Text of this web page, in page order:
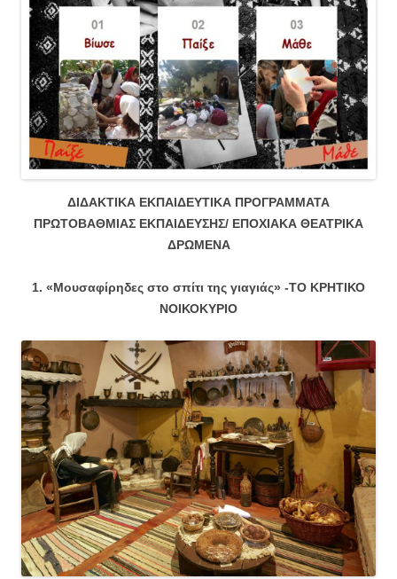
ΔΙΔΑΚΤΙΚΑ ΕΚΠΑΙΔΕΥΤΙΚΑ ΠΡΟΓΡΑΜΜΑΤΑ
ΠΡΩΤΟΒΑΘΜΙΑΣ ΕΚΠΑΙΔΕΥΣΗΣ/ ΕΠΟΧΙΑΚΑ ΘΕΑΤΡΙΚΑ
ΔΡΩΜΕΝΑ
1. «Μουσαφίρηδες στο σπίτι της γιαγιάς» -ΤΟ ΚΡΗΤΙΚΟ
ΝΟΙΚΟΚΥΡΙΟ